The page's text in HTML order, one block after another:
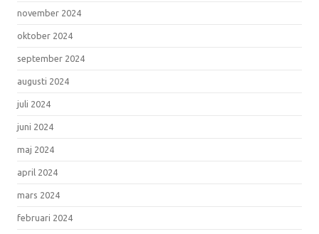
november 2024
oktober 2024
september 2024
augusti 2024
juli 2024
juni 2024
maj 2024
april 2024
mars 2024
februari 2024